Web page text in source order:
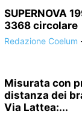
SUPERNOVA
3368 circolare
Redazione Coelum
Misurata con
distanza dei
Via Lattea:...